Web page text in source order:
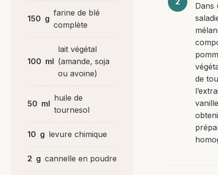
150 g
farine de blé
complète
100 ml
lait végétal
(amande, soja
ou avoine)
50 ml
huile de
tournesol
10 g levure chimique
2 g cannelle en poudre
Dans
de